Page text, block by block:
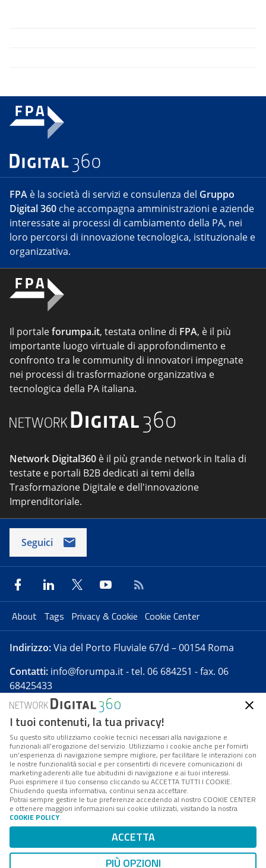
FPA è la società di servizi e consulenza del Gruppo
Digital 360 che accompagna amministrazioni e aziende
interessate ai processi di cambiamento della PA, nei
loro percorsi di innovazione tecnologica, istituzionale e
organizzativa.
Il portaleforumpa.it, testata online di FPA, è il più
importante luogo virtuale di approfondimento e
confronto tra le community di innovatori impegnate
nei processi di trasformazione organizzativa e
tecnologica della PA italiana.
Network Digital360 è il più grande network in Italia di
testate e portali B2B dedicati ai temi della
Trasformazione Digitale e dell'innovazione
Imprenditoriale.
Seguici
About Tags Privacy & Cookie Cookie Center
Indirizzo:Via del Porto Fluviale 67/d – 00154 Roma
Contatti: info@forumpa.it- tel. 06 684251 - fax. 06
68425433
Forumpa.itè una pubblicazione telematica iscritta
presso Registro della stampa del Tribunale di Roma -
Reg. n. 182 del 2 maggio 2008 - Direttore resp. Michela
Stentella
FPA s.r.l. è società soggetta a Direzione e
Coordinamento da parte di Digital360 S.p.A. - FPA s.r.l.
è un'azienda certificata per il sistema di management
Codice Fiscale/Partita IVA n. 10693191008 - R.E.A. Roma
n. 1249791. ISP AWS
Mappa del sito
I tuoi contenuti, la tua privacy!
Su questo sito utilizziamo cookie tecnici necessari alla navigazione e
funzionali all’erogazione del servizio. Utilizziamo i cookie anche per fornirti
un’esperienza di navigazione sempre migliore, per facilitare le interazioni con
le nostre funzionalità social e per consentirti di ricevere comunicazioni di
marketing aderenti alle tue abitudini di navigazione e ai tuoi interessi.
Puoi esprimere il tuo consenso cliccando su ACCETTA TUTTI I COOKIE.
Chiudendo questa informativa, continui senza accettare.
Potrai sempre gestire le tue preferenze accedendo al nostro COOKIE CENTER
e ottenere maggiori informazioni sui cookie utilizzati, visitando la nostra
COOKIE POLICY.
ACCETTA
PIÙ OPZIONI